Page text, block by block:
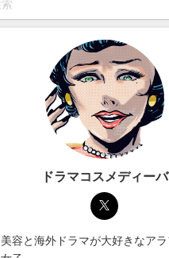
ドラマコスメディーバ
美容と海外ドラマが大好きなア